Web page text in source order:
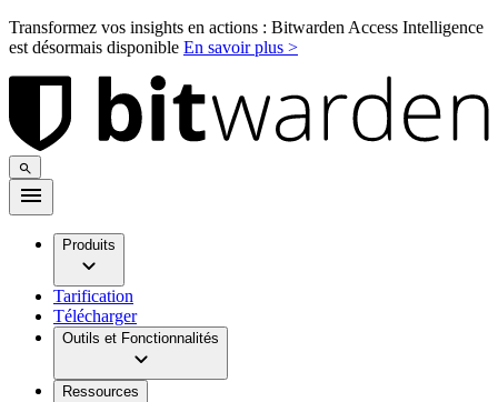
Transformez vos insights en actions : Bitwarden Access Intelligence
est désormais disponible En savoir plus >
Produits
Tarification
Télécharger
Outils et Fonctionnalités
Ressources